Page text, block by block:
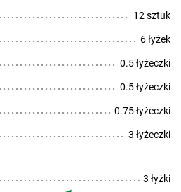
12 sztuk
6 łyżek
0.5 łyżeczki
0.5 łyżeczki
0.75 łyżeczki
3 łyżeczki
3 łyżki